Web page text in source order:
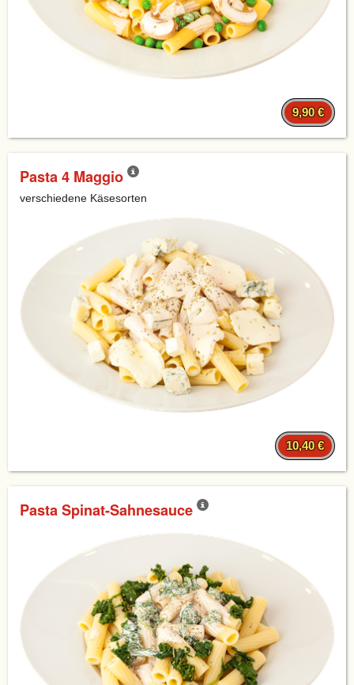
9,90 €
Pasta 4 Maggio
verschiedene Käsesorten
10,40 €
Pasta Spinat-Sahnesauce